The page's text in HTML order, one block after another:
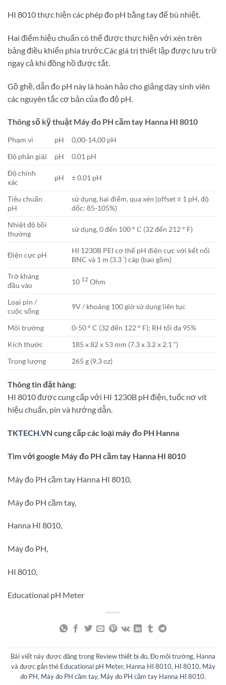
HI 8010 thực hiện các phép đo pH bằng tay để bù nhiệt.
Hai điểm hiệu chuẩn có thể được thực hiện với xén trên
bảng điều khiển phía trước.Các giá trị thiết lập được lưu trữ
ngay cả khi đồng hồ được tắt.
Gồ ghề, dẫn đo pH này là hoàn hảo cho giảng dạy sinh viên
các nguyên tắc cơ bản của đo độ pH.
Thông số kỹ thuật Máy đo PH cầm tay Hanna HI 8010
Phạm vi pH
0,00-14,00 pH
Độ phân giải
pH
0.01 pH
Độ chính
xác
pH ± 0.01 pH
Tiêu chuẩn
pH
sử dụng, hai điểm, qua xén (offset ± 1 pH, độ
dốc: 85-105%)
Nhiệt độ bồi
thường
sử dụng, 0 đến 100 ° C (32 đến 212 ° F)
Điện cực pH
HI 1230B PEI cơ thể pH điện cực với kết nối
BNC và 1 m (3.3 ‘) cáp (bao gồm)
Trở kháng
đầu vào
10 12 Ohm
Loại pin /
cuộc sống
9V / khoảng 100 giờ sử dụng liên tục
Môi trường
0-50 ° C (32 đến 122 ° F); RH tối đa 95%
Kích thước
185 x 82 x 53 mm (7.3 x 3.2 x 2.1 “)
Trọng lượng
265 g (9.3 oz)
Thông tin đặt hàng:
HI 8010 được cung cấp với HI 1230B pH điện, tuốc nơ vít
hiệu chuẩn, pin và hướng dẫn.
TKTECH.VN cung cấp các loại máy đo PH Hanna
Tìm với google Máy đo PH cầm tay Hanna HI 8010
Máy đo PH cầm tay Hanna HI 8010,
Máy đo PH cầm tay,
Hanna HI 8010,
Máy đo PH,
HI 8010,
Educational pH Meter
Bài viết này được đăng trong Review thiết bị đo, Đo môi trường, Hanna
và được gắn thẻ Educational pH Meter, Hanna HI 8010, HI 8010, Máy
đo PH, Máy đo PH cầm tay, Máy đo PH cầm tay Hanna HI 8010.